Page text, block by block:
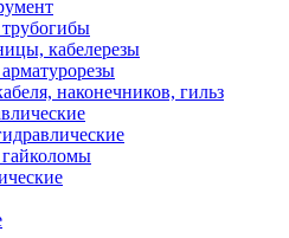
кабелерезы
наконечников, гильз
гайколомы